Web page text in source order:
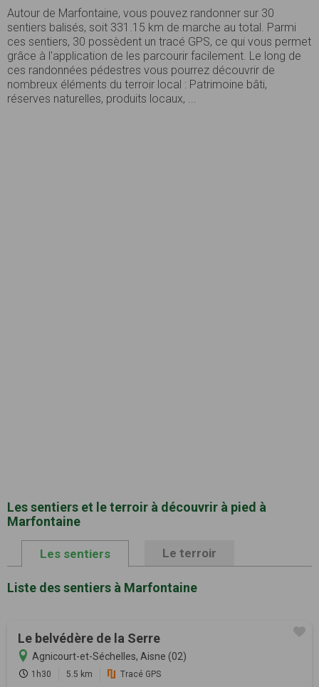
Autour de Marfontaine, vous pouvez randonner sur 30
sentiers balisés, soit 331.15 km de marche au total. Parmi
ces sentiers, 30 possèdent un tracé GPS, ce qui vous permet
grâce à l'application de les parcourir facilement. Le long de
ces randonnées pédestres vous pourrez découvrir de
nombreux éléments du terroir local : Patrimoine bâti,
réserves naturelles, produits locaux, ...
Les sentiers et le terroir à découvrir à pied à
Marfontaine
Les sentiers Le terroir
Liste des sentiers à Marfontaine
Le belvédère de la Serre
Agnicourt-et-Séchelles, Aisne (02)
1h30 5.5 km Tracé GPS